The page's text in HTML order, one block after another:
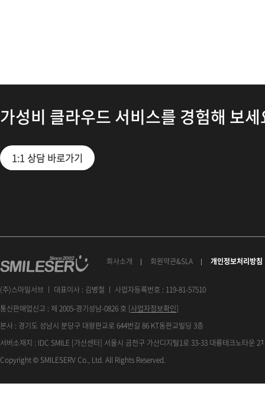
가성비 클라우드 서비스를 경험해 보
1:1 상담 바로가기
회사소개 회원약관&SLA 개인정보처리방침
(주)스마일서브 ㅣ 대표이사 : 김병철 ㅣ 사업자등록번호 : 119-81-57510
통신판매업신고 : 제 2005-경기성남-0826 호 [사업자정보확인]
본사 : 경기도 성남시 분당구 대왕판교로 644번길 86 KT동판교빌딩 3층
서버소재지 : IDC SMILE [가산센터] 서울시 금천구 가산디지털1로 33-33 대륭테크노타운 2
Copyright © SMILESERV Co., Ltd. All Rights Reserved.